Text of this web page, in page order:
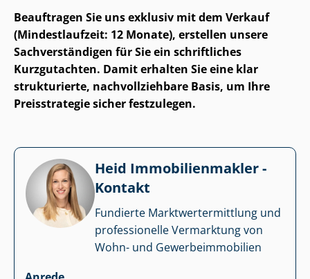
Beauftragen Sie uns exklusiv mit dem Verkauf
(Mindestlaufzeit: 12 Monate), erstellen unsere
Sach­ver­stän­di­gen für Sie ein schriftliches
Kurzgutachten. Damit erhalten Sie eine klar
strukturierte, nach­voll­zieh­ba­re Basis, um Ihre
Preisstrategie sicher festzulegen.
Heid Im­mo­bi­li­en­mak­ler -
Kontakt
Fundierte Markt­wert­ermitt­lung und
professionelle Vermarktung von
Wohn- und Ge­wer­be­im­mo­bi­li­en